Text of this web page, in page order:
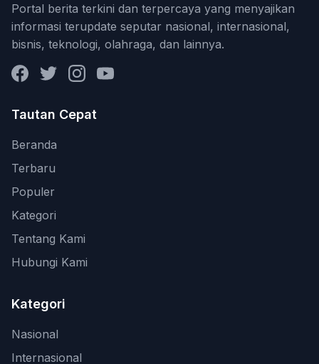
Portal berita terkini dan terpercaya yang menyajikan
informasi terupdate seputar nasional, internasional,
bisnis, teknologi, olahraga, dan lainnya.
FacebookTwitterInstagramYouTube
Tautan Cepat
Beranda
Terbaru
Populer
Kategori
Tentang Kami
Hubungi Kami
Kategori
Nasional
Internasional